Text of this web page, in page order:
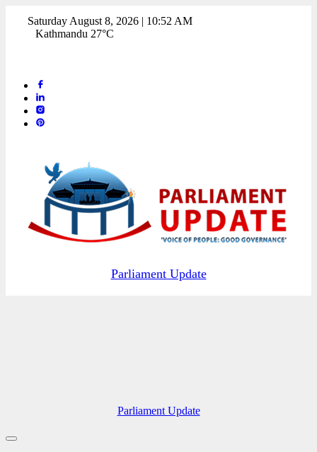
Saturday August 8, 2026 | 10:52 AM
Kathmandu 27°C
Parliament Update
Parliament Update